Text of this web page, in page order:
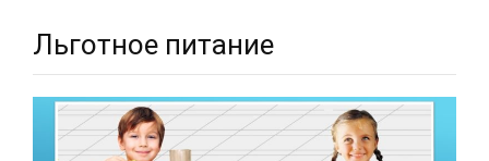
Льготное питание